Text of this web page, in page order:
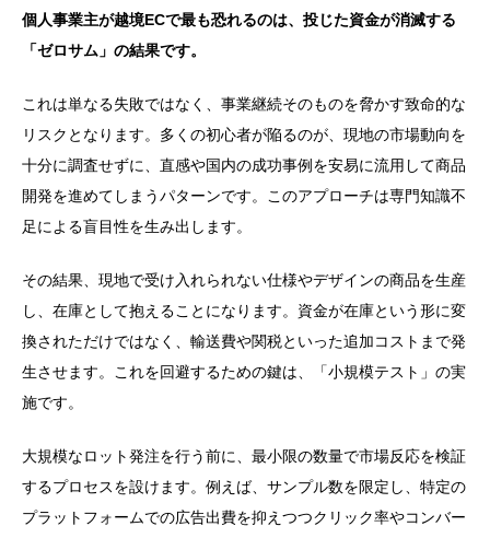
個人事業主が越境ECで最も恐れるのは、投じた資金が消滅する
「ゼロサム」の結果です。
これは単なる失敗ではなく、事業継続そのものを脅かす致命的な
リスクとなります。多くの初心者が陥るのが、現地の市場動向を
十分に調査せずに、直感や国内の成功事例を安易に流用して商品
開発を進めてしまうパターンです。このアプローチは専門知識不
足による盲目性を生み出します。
その結果、現地で受け入れられない仕様やデザインの商品を生産
し、在庫として抱えることになります。資金が在庫という形に変
換されただけではなく、輸送費や関税といった追加コストまで発
生させます。これを回避するための鍵は、「小規模テスト」の実
施です。
大規模なロット発注を行う前に、最小限の数量で市場反応を検証
するプロセスを設けます。例えば、サンプル数を限定し、特定の
プラットフォームでの広告出費を抑えつつクリック率やコンバー